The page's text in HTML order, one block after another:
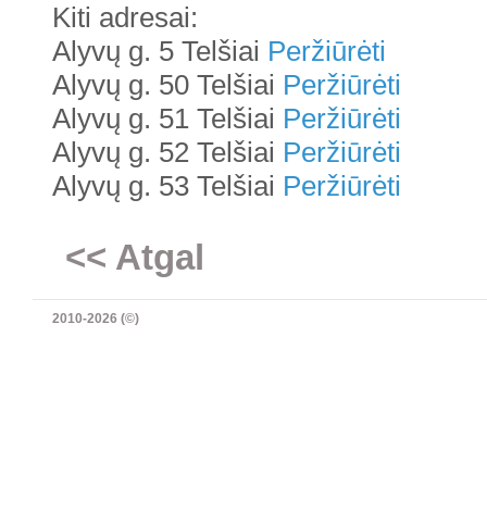
Kiti adresai:
Alyvų g. 5 Telšiai Peržiūrėti
Alyvų g. 50 Telšiai Peržiūrėti
Alyvų g. 51 Telšiai Peržiūrėti
Alyvų g. 52 Telšiai Peržiūrėti
Alyvų g. 53 Telšiai Peržiūrėti
<< Atgal
2010-2026 (©)